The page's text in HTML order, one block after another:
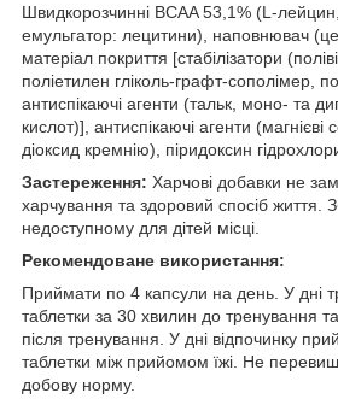
Швидкорозчинні BCAA 53,1% (L-
емульгатор: лецитини), наповнювач
матеріал покриття [стабілізатори
поліетилен гліколь-графт-сополімер,
антиспікаючі агенти (тальк, моно- та
кислот)], антиспікаючі агенти (магнієві
діоксид кремнію), піридоксин
Застереження: Харчові добавки не
харчування та здоровий спосіб життя.
недоступному для дітей місці.
Рекомендоване використання:
Приймати по 4 капсули на день. У дні
таблетки за 30 хвилин до тренування
після тренування. У дні відпочинку
таблетки між прийомом їжі. Не
добову норму.